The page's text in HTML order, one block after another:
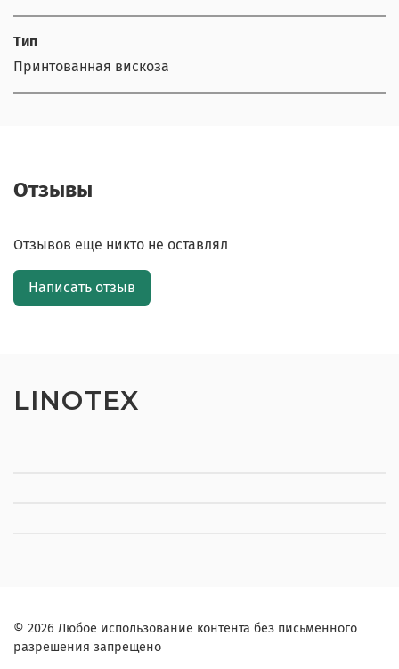
Тип
Принтованная вискоза
Отзывы
Отзывов еще никто не оставлял
Написать отзыв
LINOTEX
© 2026 Любое использование контента без письменного
разрешения запрещено